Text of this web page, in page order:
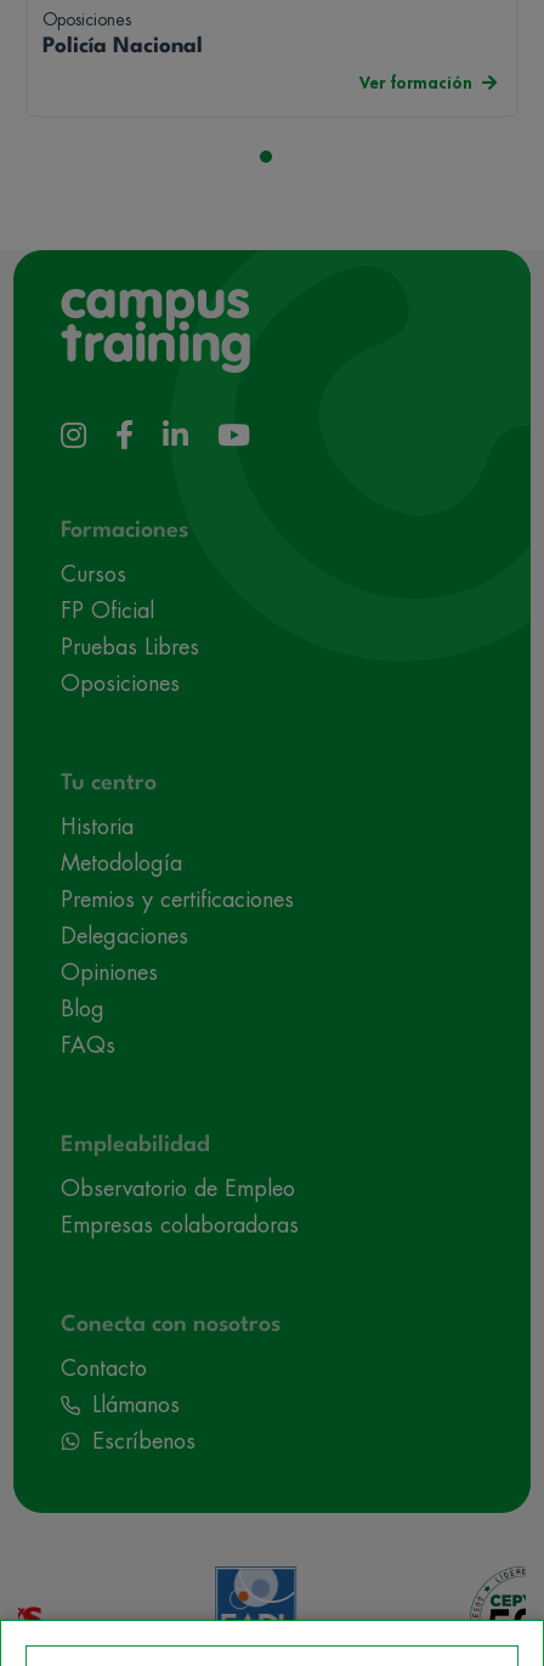
Oposiciones
Policía Nacional
Ver formación
Formaciones
Cursos
FP Oficial
Pruebas Libres
Oposiciones
Tu centro
Historia
Metodología
Premios y certificaciones
Delegaciones
Opiniones
Blog
FAQs
Empleabilidad
Observatorio de Empleo
Empresas colaboradoras
Conecta con nosotros
Contacto
Llámanos
Escríbenos